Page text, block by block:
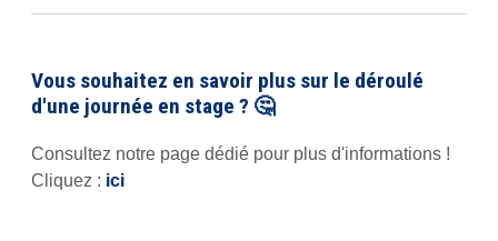
Vous souhaitez en savoir plus sur le déroulé
d'une journée en stage ? 🤔
Consultez notre page dédié pour plus d'informations !
Cliquez : ici